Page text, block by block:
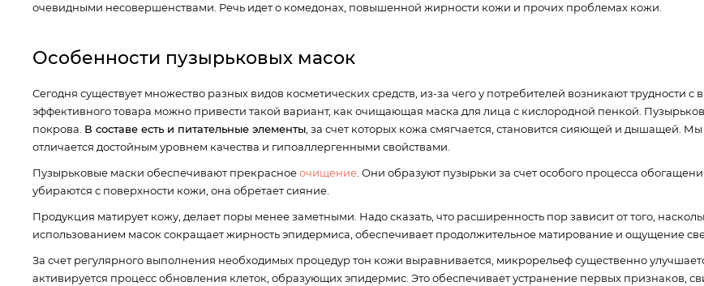
очевидными несовершенствами. Речь идет о комедонах, повышенной жирности кожи и прочих проблемах кожи.
Особенности пузырьковых масок
Сегодня существует множество разных видов косметических средств, из-за чего у потребителей возникают трудности
эффективного товара можно привести такой вариант, как очищающая маска для лица с кислородной пенкой.
покрова. В составе есть и питательные элементы , за счет которых кожа смягчается, становится сияющей и дышащей.
отличается достойным уровнем качества и гипоаллергенными свойствами.
Пузырьковые маски обеспечивают прекрасноеочищение . Они образуют пузырьки за счет особого процесса
убираются с поверхности кожи, она обретает сияние.
Продукция матирует кожу, делает поры менее заметными. Надо сказать, что расширенность пор зависит от того,
использованием масок сокращает жирность эпидермиса, обеспечивает продолжительное матирование и ощущение
За счет регулярного выполнения необходимых процедур тон кожи выравнивается, микрорельеф существенно
активируется процесс обновления клеток, образующих эпидермис. Это обеспечивает устранение первых признаков,